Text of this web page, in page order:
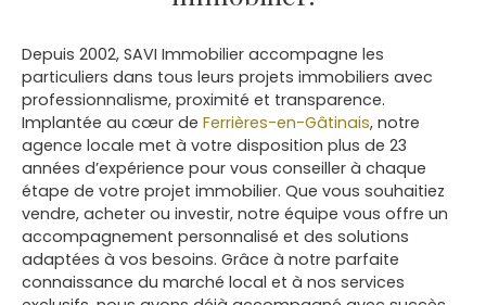
Depuis 2002, SAVI Immobilier accompagne les
particuliers dans tous leurs projets immobiliers avec
professionnalisme, proximité et transparence.
Implantée au cœur de Ferrières-en-Gâtinais, notre
agence locale met à votre disposition plus de 23
années d’expérience pour vous conseiller à chaque
étape de votre projet immobilier. Que vous souhaitiez
vendre, acheter ou investir, notre équipe vous offre un
accompagnement personnalisé et des solutions
adaptées à vos besoins. Grâce à notre parfaite
connaissance du marché local et à nos services